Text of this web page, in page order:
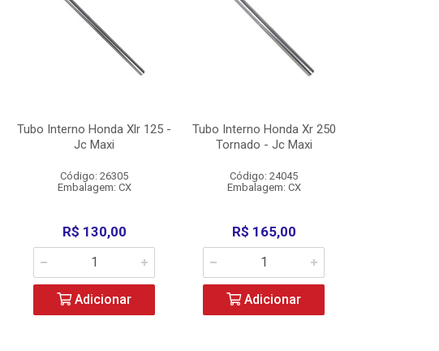
Tubo Interno Honda Xlr 125 -
Jc Maxi
Código: 26305
Embalagem: CX
R$ 130,00
Adicionar
Tubo Interno Honda Xr 250
Tornado - Jc Maxi
Código: 24045
Embalagem: CX
R$ 165,00
Adicionar